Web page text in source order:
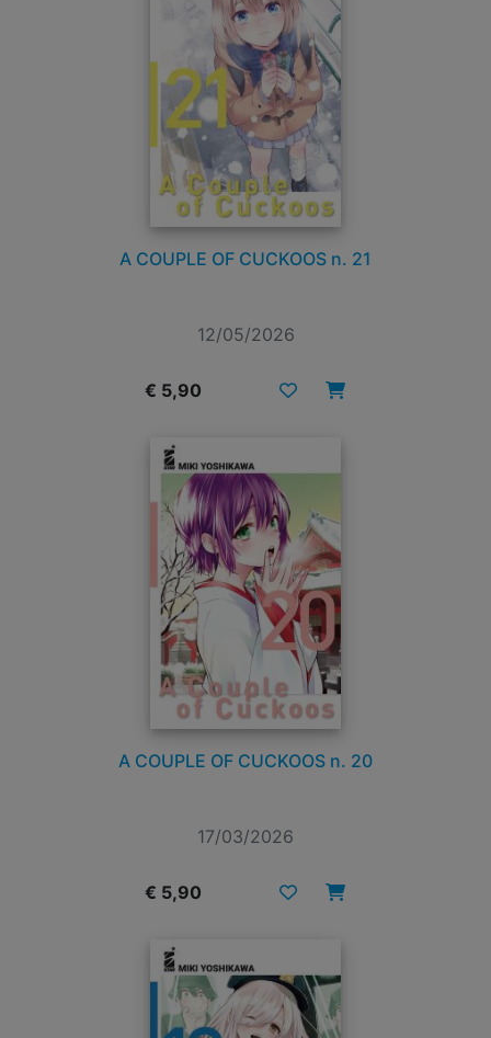
A COUPLE OF CUCKOOS n. 21
12/05/2026
€ 5,90
A COUPLE OF CUCKOOS n. 20
17/03/2026
€ 5,90